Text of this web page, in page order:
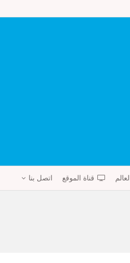
قناة الموقع اتصل بنا